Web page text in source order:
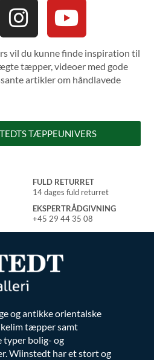
vil du kunne finde inspiration til
tæpper, videoer med gode
artikler om håndlavede
TÆPPEUNIVERS
FULD RETURRET
14 dages fuld returret
EKSPERTRÅDGIVNING
+45 29 44 35 08
og antikke orientalske
tæpper samt
typer bolig- og
Wiinstedt har et stort og